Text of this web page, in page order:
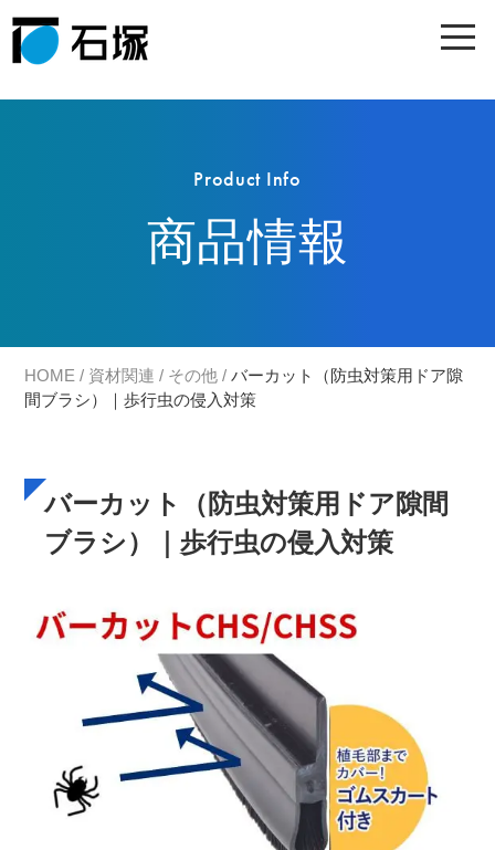
Product Info
商品情報
HOME / 資材関連 / その他 /バーカット（防虫対策用ドア隙
間ブラシ）｜歩行虫の侵入対策
バーカット（防虫対策用ドア隙間
ブラシ）｜歩行虫の侵入対策